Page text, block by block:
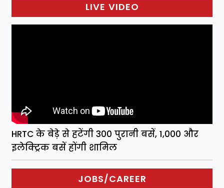
LIVE VIDEO
HRTC के बेड़े से हटेंगी 300 पुरानी बसें, 1,000 और
इलेक्ट्रिक बसें होंगी शामिल
JOBS/CAREER